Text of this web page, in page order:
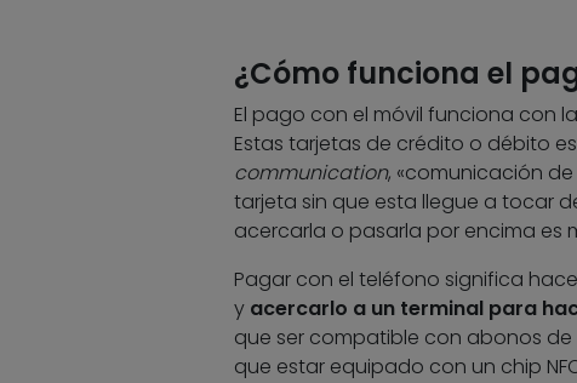
¿Cómo funciona el
El pago con el móvil funciona con
Estas tarjetas de crédito o débito
communication, «comunicación
tarjeta sin que esta llegue a tocar
acercarla o pasarla por encima es
Pagar con el teléfono significa
y acercarlo a un terminal para
que ser compatible con abonos
que estar equipado con un chip